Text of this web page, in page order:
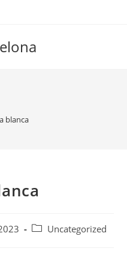
blanca
Categoría
Uncategorized